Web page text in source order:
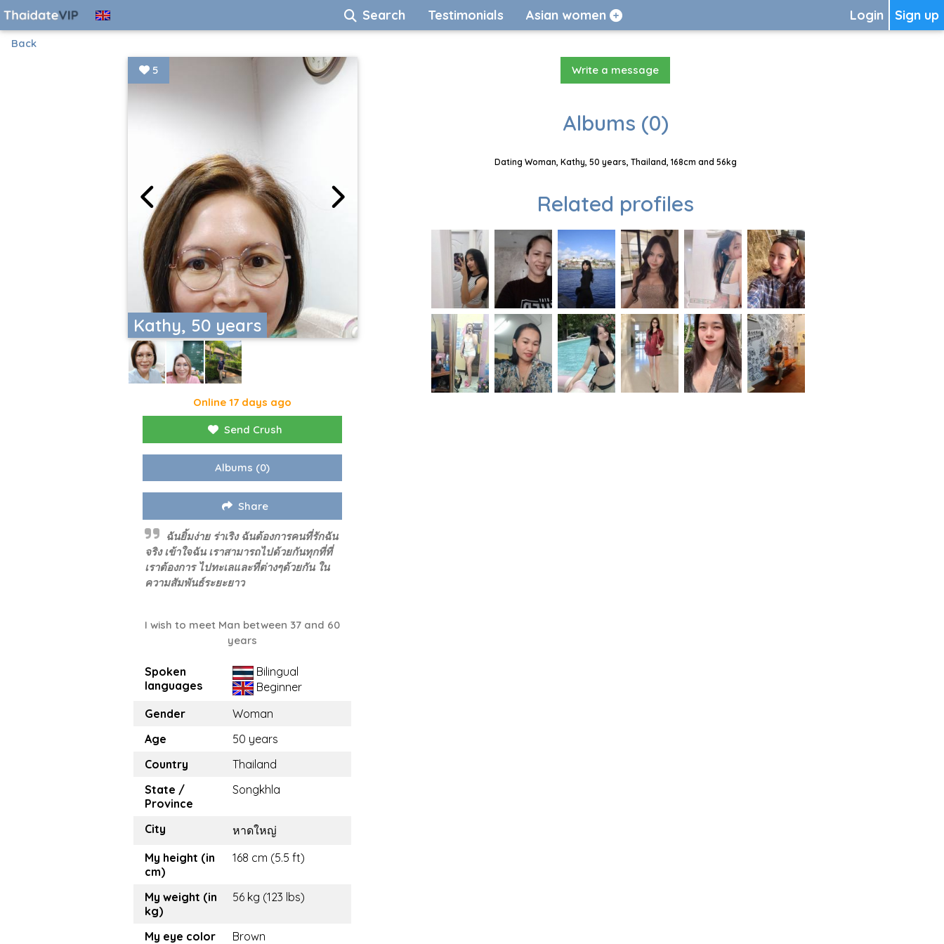
Sign up
Login
Search Testimonials Asian women
Back
Kathy, 50 years
5
Online 17 days ago
Send Crush
Albums (0)
Share
ฉันยิ้มง่าย ร่าเริง ฉันต้องการคนที่รักฉัน
จริง เข้าใจฉัน เราสามารถไปด้วยกันทุกที่ที่
เราต้องการ ไปทะเลและที่ต่างๆด้วยกัน ใน
ความสัมพันธ์ระยะยาว
I wish to meet Man between 37 and 60
years
Spoken
languages
Bilingual
Beginner
Gender
Woman
Age
50 years
Country
Thailand
State /
Province
Songkhla
City
หาดใหญ่
My height (in
cm)
168 cm (5.5 ft)
My weight (in
kg)
56 kg (123 lbs)
My eye color
Brown
Write a message
Albums (0)
Dating Woman, Kathy, 50 years, Thailand, 168cm and 56kg
Related profiles